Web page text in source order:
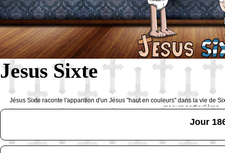
Jesus Sixte
Jésus Sixte raconte l'apparition d'un Jésus "haut en couleurs" dans la vie de
moeurs particulières
Jour